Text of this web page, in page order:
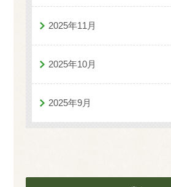
2025年11月
2025年10月
2025年9月